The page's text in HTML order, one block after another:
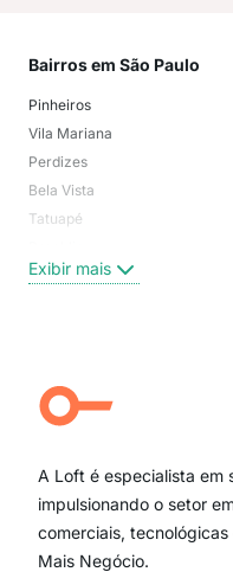
Bairros em São Paulo
Pinheiros
Vila Mariana
Perdizes
Bela Vista
Tatuapé
Centro
Campo Belo
Ipiranga
Paraíso
Itaim Bibi
Exibir mais
A Loft é especialista em
impulsionando o setor
comerciais,
Mais Negócio.